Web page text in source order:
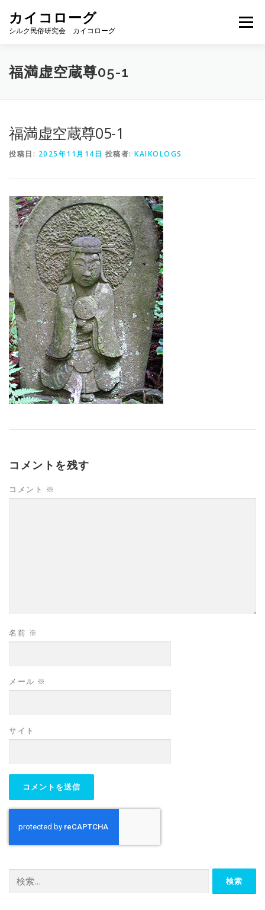
カイコローグ
シルク民俗研究会 カイコローグ
メニュー
カイコローグの歩み 資料館図書
福満虚空蔵尊05-1
福満虚空蔵尊05-1
投稿日: 2025年11月14日 投稿者: KAIKOLOGS
コメントを残す
コメント ※
名前 ※
メール ※
サイト
索: